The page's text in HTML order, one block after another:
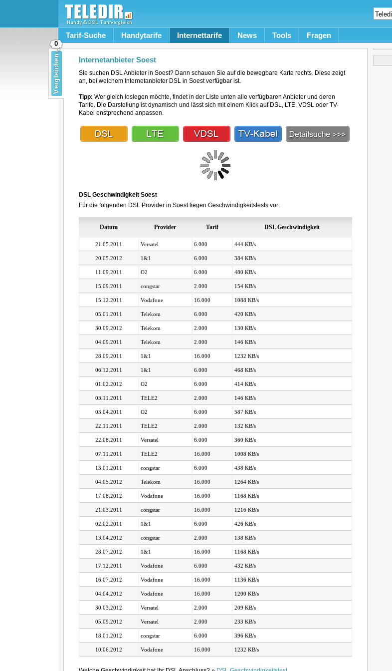
Tarif-Suche Handytarife Internettarife News Tools Fragen
Internetanbieter Soest
Sie suchen DSL Anbieter in Soest? Dann schauen Sie auf die bewegbare Karte rechts. Diese zeigt
an, bei welchem Internetanbieter DSL in Soest verfügbar ist.
Tipp: Wer gleich loslegen möchte, findet in der Liste unten alle verfügbaren Anbieter und deren
Tarife. Die Darstellung ist dynamisch und lässt sich mit einem Klick auf DSL, LTE, VDSL oder TV-
Kabel enstprechend anpassen.
DSL Geschwindigkeit Soest
Für die folgenden DSL Provider in Soest liegen Geschwindigkeitstests vor:
Datum Provider Tarif DSL Geschwindigkeit
21.05.2011 Versatel 6.000 444 KB/s
20.05.2012 1&1 6.000 384 KB/s
11.09.2011 O2 6.000 480 KB/s
15.09.2011 congstar 2.000 154 KB/s
15.12.2011 Vodafone 16.000 1088 KB/s
05.01.2011 Telekom 6.000 420 KB/s
30.09.2012 Telekom 2.000 130 KB/s
04.09.2011 Telekom 2.000 146 KB/s
28.09.2011 1&1 16.000 1232 KB/s
06.12.2011 1&1 6.000 468 KB/s
01.02.2012 O2 6.000 414 KB/s
03.11.2011 TELE2 2.000 146 KB/s
03.04.2011 O2 6.000 587 KB/s
22.11.2011 TELE2 2.000 132 KB/s
22.08.2011 Versatel 6.000 360 KB/s
07.11.2011 TELE2 16.000 1008 KB/s
13.01.2011 congstar 6.000 438 KB/s
04.05.2012 Telekom 16.000 1264 KB/s
17.08.2012 Vodafone 16.000 1168 KB/s
21.03.2011 congstar 16.000 1216 KB/s
02.02.2011 1&1 6.000 426 KB/s
13.04.2012 congstar 2.000 138 KB/s
28.07.2012 1&1 16.000 1168 KB/s
17.12.2011 Vodafone 6.000 432 KB/s
16.07.2012 Vodafone 16.000 1136 KB/s
04.04.2012 Vodafone 16.000 1200 KB/s
30.03.2012 Versatel 2.000 209 KB/s
05.09.2012 Versatel 2.000 233 KB/s
18.01.2012 congstar 6.000 396 KB/s
10.06.2012 Vodafone 16.000 1232 KB/s
0